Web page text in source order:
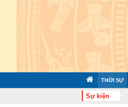
THỜI SỰ
Sự kiện
Trung đoàn